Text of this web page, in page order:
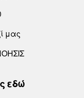
μας
εδώ